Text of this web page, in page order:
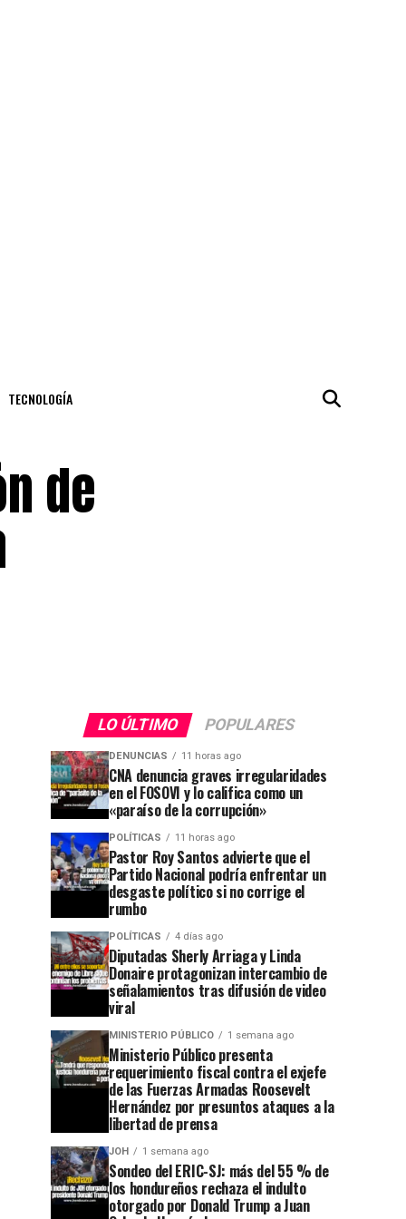
TECNOLOGÍA
de
LO ÚLTIMO POPULARES
DENUNCIAS 11 horas ago
CNA denuncia graves irregularidades
en el FOSOVI y lo califica como un
«paraíso de la corrupción»
POLÍTICAS 11 horas ago
Pastor Roy Santos advierte que el
Partido Nacional podría enfrentar un
desgaste político si no corrige el
rumbo
POLÍTICAS 4 días ago
Diputadas Sherly Arriaga y Linda
Donaire protagonizan intercambio de
señalamientos tras difusión de video
viral
MINISTERIO PÚBLICO 1 semana ago
Ministerio Público presenta
requerimiento fiscal contra el exjefe
de las Fuerzas Armadas Roosevelt
Hernández por presuntos ataques a la
libertad de prensa
JOH 1 semana ago
Sondeo del ERIC-SJ: más del 55 % de
los hondureños rechaza el indulto
otorgado por Donald Trump a Juan